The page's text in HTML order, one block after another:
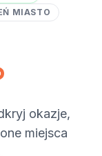
MIASTO
okazje,
miejsca